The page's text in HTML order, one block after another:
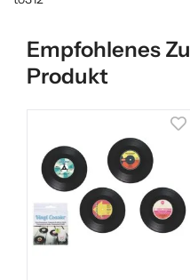
Empfohlenes
Produkt